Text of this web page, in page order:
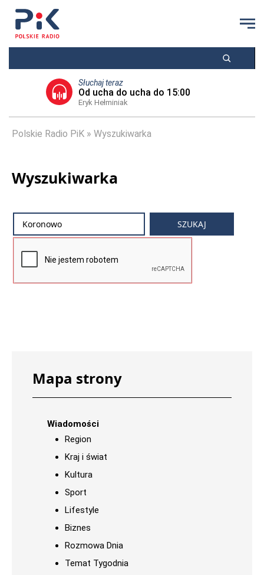
Słuchaj teraz
Od ucha do ucha do 15:00
Eryk Hełminiak
Polskie Radio PiK Wyszukiwarka
Wyszukiwarka
Mapa strony
Wiadomości
Region
Kraj i świat
Kultura
Sport
Lifestyle
Biznes
Rozmowa Dnia
Temat Tygodnia